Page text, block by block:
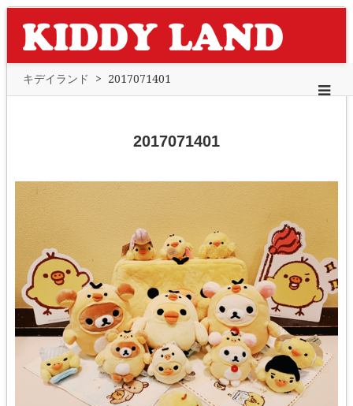
キデイランド > 2017071401
2017071401